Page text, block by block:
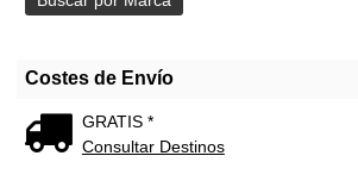
Costes de Envío
GRATIS *
Consultar Destinos